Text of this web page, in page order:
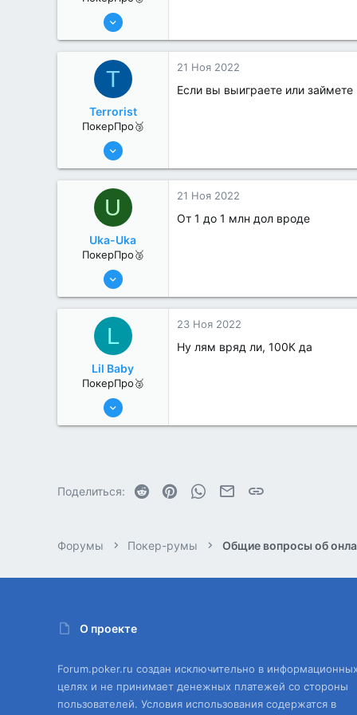
25 Июл 2022
0
T
Terrorist
ПокерПро🥉
25 Июл 2022
0
21 Ноя 2022
Если вы выиграете или
U
Uka-Uka
ПокерПро🥈
25 Июл 2022
1
21 Ноя 2022
От 1 до 1 млн дол вроде
L
Lil Baby
ПокерПро🥈
8 Июн 2022
23 Ноя 2022
Ну лям вряд ли, 100К да
Поделиться: Reddit PinterestWhatsAppЭлектронная почта
Форумы Покер-румы Общие вопросы об
О проекте
Forum.poker.ru создан исключительно в
целях и не принимает денежных платежей со стороны
пользователей. Условия использования содержатся в